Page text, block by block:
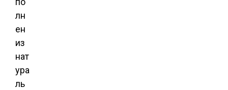
лн
ен
из
нат
ура
ль